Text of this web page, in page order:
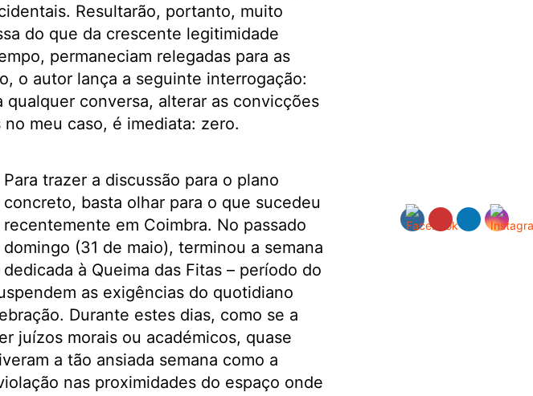
Resultarão, portanto, muito
do que da crescente legitimidade
permaneciam relegadas para as
o autor lança a seguinte interrogação:
conversa, alterar as convicções
meu caso, é imediata: zero.
Para trazer a discussão para o plano
concreto, basta olhar para o que sucedeu
recentemente em Coimbra. No passado
domingo (31 de maio), terminou a semana
dedicada à Queima das Fitas – período do
as exigências do quotidiano
Durante estes dias, como se a
juízos morais ou académicos, quase
a tão ansiada semana como a
nas proximidades do espaço onde